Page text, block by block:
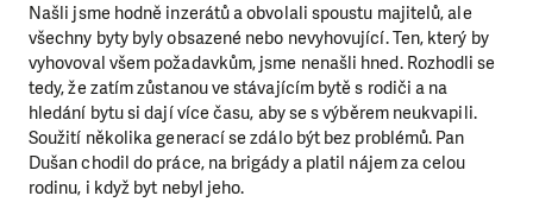
Našli jsme hodně inzerátů a obvolali spoustu majitelů, ale
všechny byty byly obsazené nebo nevyhovující. Ten, který by
vyhovoval všem požadavkům, jsme nenašli hned. Rozhodli se
tedy, že zatím zůstanou ve stávajícím bytě s rodiči a na
hledání bytu si dají více času, aby se s výběrem neukvapili.
Soužití několika generací se zdálo být bez problémů. Pan
Dušan chodil do práce, na brigády a platil nájem za celou
rodinu, i když byt nebyl jeho.